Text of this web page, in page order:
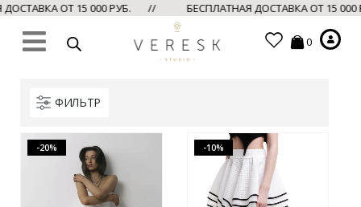
ОТ 15 000 РУБ. // БЕСПЛАТНАЯ ДОСТАВКА ОТ 15
0
ФИЛЬТР
-20% -10%